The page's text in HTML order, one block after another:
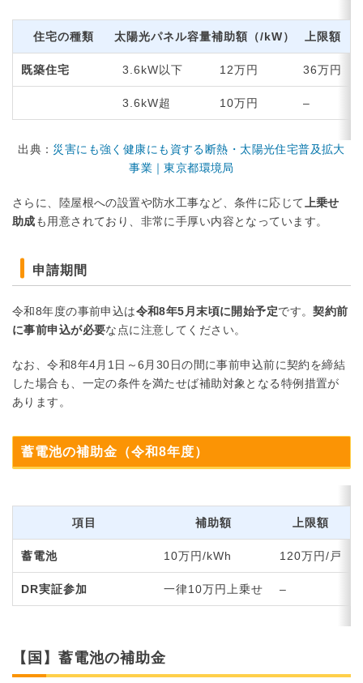
住宅の種類 太陽光パネル容量補助額（/kW） 上限額
既築住宅 3.6kW以下 12万円 36万円
3.6kW超 10万円 –
出典： 災害にも強く健康にも資する断熱・太陽光住宅普及拡大
事業｜東京都環境局
さらに、陸屋根への設置や防水工事など、条件に応じて上乗せ
助成も用意されており、非常に手厚い内容となっています。
申請期間
令和8年度の事前申込は令和8年5月末頃に開始予定です。契約前
に事前申込が必要な点に注意してください。
なお、令和8年4月1日～6月30日の間に事前申込前に契約を締結
した場合も、一定の条件を満たせば補助対象となる特例措置が
あります。
蓄電池の補助金（令和8年度）
項目 補助額 上限額
蓄電池 10万円/kWh 120万円/戸
DR実証参加 一律10万円上乗せ –
【国】蓄電池の補助金